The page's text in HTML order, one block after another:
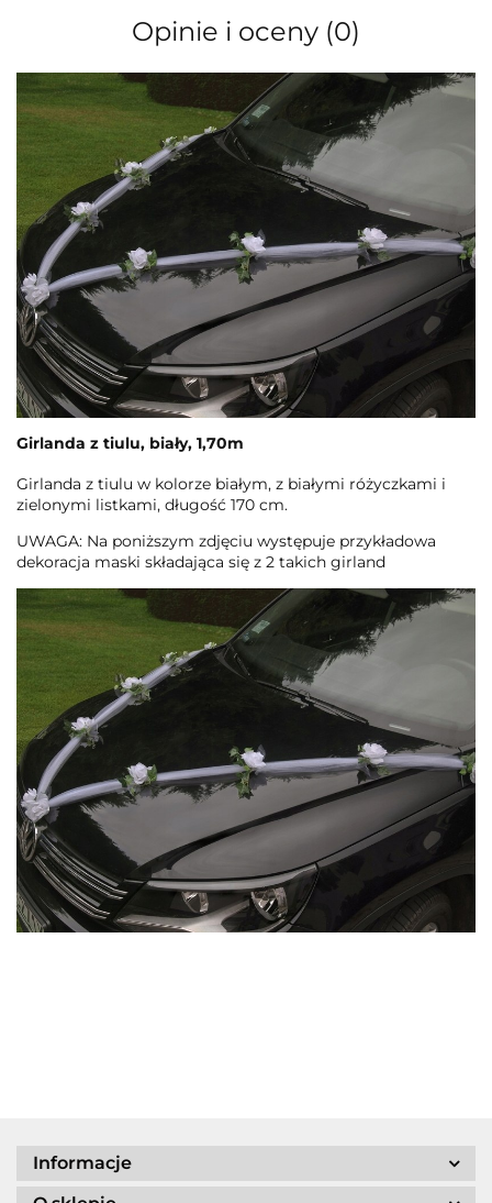
Opinie i oceny (0)
Girlanda z tiulu, biały, 1,70m
Girlanda z tiulu w kolorze białym, z białymi różyczkami i
zielonymi listkami, długość 170 cm.
UWAGA: Na poniższym zdjęciu występuje przykładowa
dekoracja maski składająca się z 2 takich girland
Informacje